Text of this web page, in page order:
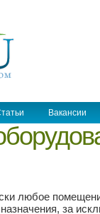
Вакансии
любое
назначения, за